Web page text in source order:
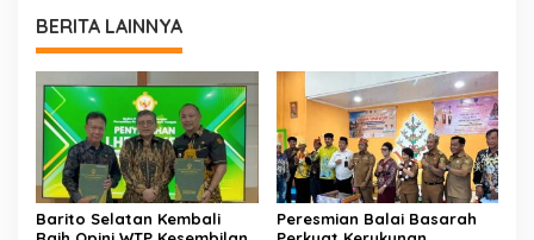
BERITA LAINNYA
Barito Selatan Kembali
Peresmian Balai Basarah